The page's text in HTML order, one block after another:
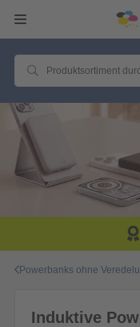
Powerbanks ohne
Induktive